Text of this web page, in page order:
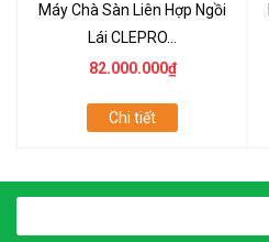
Máy Chà Sàn Liên Hợp Ngồi
Lái CLEPRO...
82.000.000₫
Chi tiết